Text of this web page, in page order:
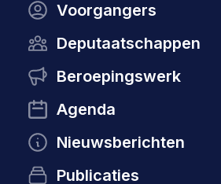
Voorgangers
Deputaatschappen
Beroepingswerk
Agenda
Nieuwsberichten
Publicaties